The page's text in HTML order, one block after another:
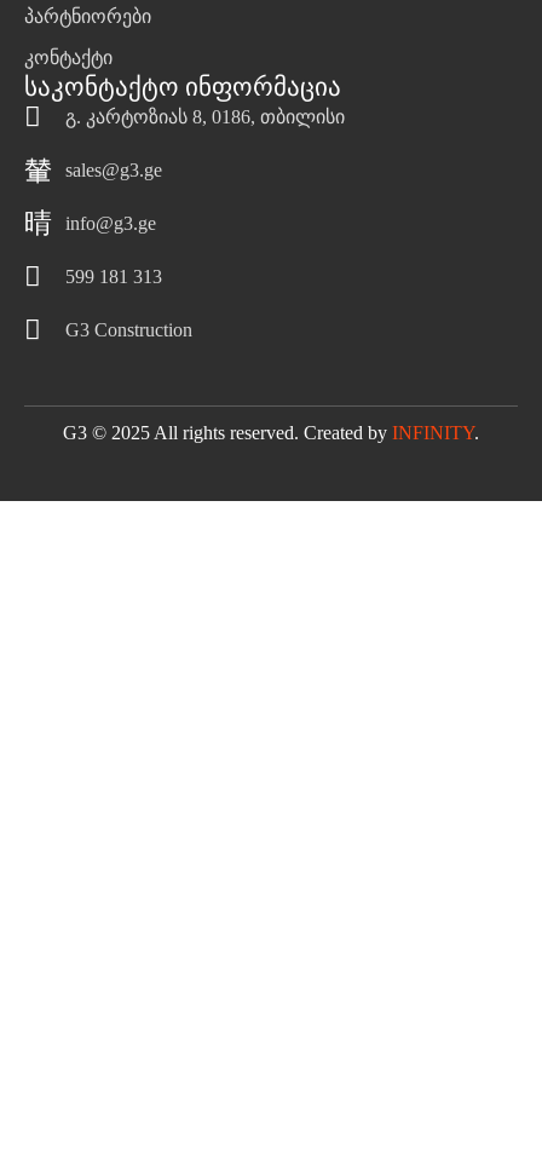
პარტნიორები
კონტაქტი
Საკონტაქტო Ინფორმაცია
გ. კარტოზიას 8, 0186, თბილისი
sales@g3.ge
info@g3.ge
599 181 313
G3 Construction
G3 © 2025 All rights reserved. Created by INFINITY.